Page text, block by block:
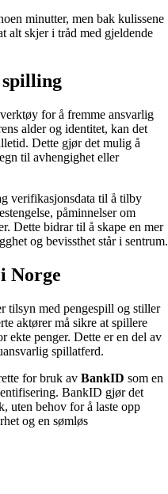
minutter, men bak kulissene
alt skjer i tråd med gjeldende
for å fremme ansvarlig
alder og identitet, kan det
Dette gjør det mulig å
til avhengighet eller
verifikasjonsdata til å tilby
påminnelser om
Dette bidrar til å skape en mer
og bevissthet står i sentrum.
Norge
tilsyn med pengespill og stiller
aktører må sikre at spillere
ekte penger. Dette er en del av
spillatferd.
for bruk av BankID som en
BankID gjør det
uten behov for å laste opp
og en sømløs